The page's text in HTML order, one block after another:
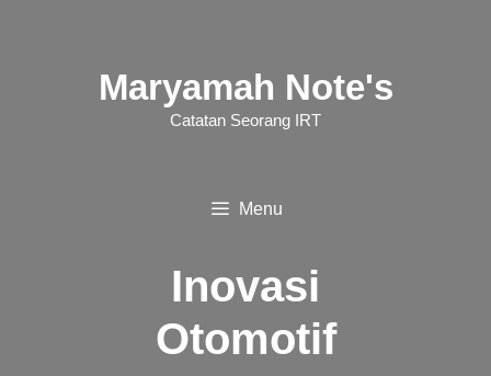
Maryamah Note's
Catatan Seorang IRT
Menu
Inovasi
Otomotif